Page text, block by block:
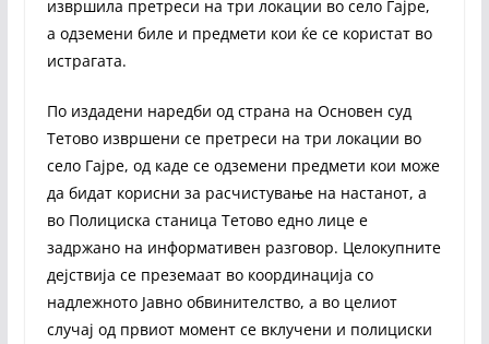
извршила претреси на три локации во село Гајре,
а одземени биле и предмети кои ќе се користат во
истрагата.
По издадени наредби од страна на Основен суд
Тетово извршени се претреси на три локации во
село Гајре, од каде се одземени предмети кои може
да бидат корисни за расчистување на настанот, а
во Полициска станица Тетово едно лице е
задржано на информативен разговор. Целокупните
дејствија се преземаат во координација со
надлежното Јавно обвинителство, а во целиот
случај од првиот момент се вклучени и полициски